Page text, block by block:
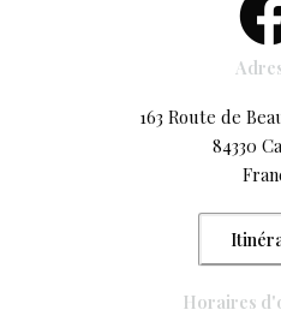
163 Route de
84330
Horaires